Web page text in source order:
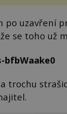
po uzavření
se toho už
trochu